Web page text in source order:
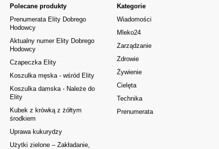
Kategorie
Wiadomości
Mleko24
Zarządzanie
Zdrowie
Żywienie
Cielęta
Technika
Prenumerata
Polecane produkty
Prenumerata Elity Dobrego
Hodowcy
Aktualny numer Elity Dobrego
Hodowcy
Czapeczka Elity
Koszulka męska - wśród Elity
Koszulka damska - Należe do
Elity
Kubek z krówką z żółtym
środkiem
Uprawa kukurydzy
Użytki zielone – Zakładanie,